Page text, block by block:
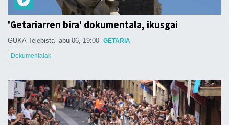
'Getariarren bira' dokumentala, ikusgai
GUKA Telebista abu 06, 19:00 GETARIA
Dokumentalak